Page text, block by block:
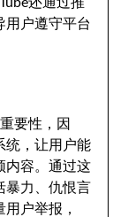
用户遵守平台
要性，因
统，让用户能
内容。通过这
暴力、仇恨言
户举报，